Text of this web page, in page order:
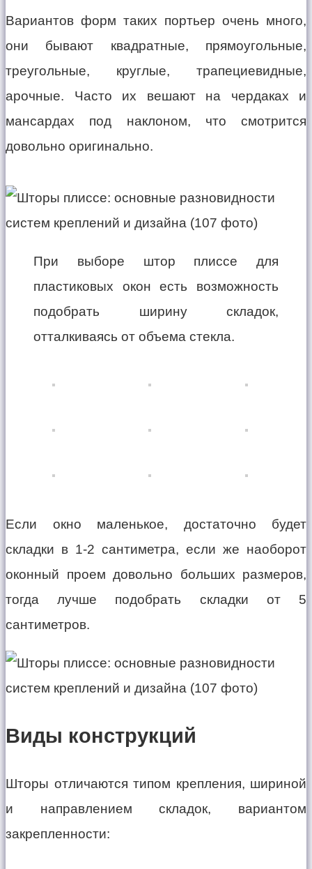
Вариантов форм таких портьер очень много,
они бывают квадратные, прямоугольные,
треугольные, круглые, трапециевидные,
арочные. Часто их вешают на чердаках и
мансардах под наклоном, что смотрится
довольно оригинально.
При выборе штор плиссе для
пластиковых окон есть возможность
подобрать ширину складок,
отталкиваясь от объема стекла.
Если окно маленькое, достаточно будет
складки в 1-2 сантиметра, если же наоборот
оконный проем довольно больших размеров,
тогда лучше подобрать складки от 5
сантиметров.
Виды конструкций
Шторы отличаются типом крепления, шириной
и направлением складок, вариантом
закрепленности: